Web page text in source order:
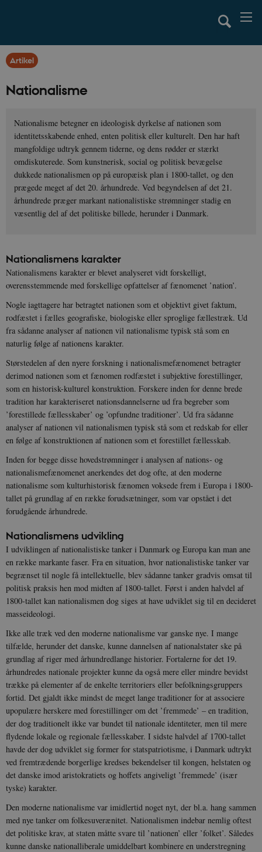
Artikel
Nationalisme
Nationalisme betegner en ideologisk dyrkelse af nationen som
identitetsskabende enhed, enten politisk eller kulturelt. Den har haft
mangfoldige udtryk gennem tiderne, og dens rødder er stærkt
omdiskuterede. Som kunstnerisk, social og politisk bevægelse
dukkede nationalismen op på europæisk plan i 1800-tallet, og den
prægede meget af det 20. århundrede. Ved begyndelsen af det 21.
århundrede præger markant nationalistiske strømninger stadig en
væsentlig del af det politiske billede, herunder i Danmark.
Nationalismens karakter
Nationalismens karakter er blevet analyseret vidt forskelligt,
overensstemmende med forskellige opfattelser af fænomenet ’nation’.
Nogle iagttagere har betragtet nationen som et objektivt givet faktum,
rodfæstet i fælles geografiske, biologiske eller sproglige fællestræk. Ud
fra sådanne analyser af nationen vil nationalisme typisk stå som en
naturlig følge af nationens karakter.
Størstedelen af den nyere forskning i nationalismefænomenet betragter
derimod nationen som et fænomen rodfæstet i subjektive forestillinger,
som en historisk-kulturel konstruktion. Forskere inden for denne brede
tradition har karakteriseret nationsdannelserne ud fra begreber som
’forestillede fællesskaber’ og ’opfundne traditioner’. Ud fra sådanne
analyser af nationen vil nationalismen typisk stå som et redskab for eller
en følge af konstruktionen af nationen som et forestillet fællesskab.
Inden for begge disse hovedstrømninger i analysen af nations- og
nationalismefænomenet anerkendes det dog ofte, at den moderne
nationalisme som kulturhistorisk fænomen voksede frem i Europa i 1800-
tallet på grundlag af en række forudsætninger, som var opstået i det
forudgående århundrede.
Nationalismens udvikling
I udviklingen af nationalistiske tanker i Danmark og Europa kan man ane
en række markante faser. Fra en situation, hvor nationalistiske tanker var
begrænset til nogle få intellektuelle, blev sådanne tanker gradvis omsat til
politisk praksis hen mod midten af 1800-tallet. Først i anden halvdel af
1800-tallet kan nationalismen dog siges at have udviklet sig til en decideret
masseideologi.
Ikke alle træk ved den moderne nationalisme var ganske nye. I mange
tilfælde, herunder det danske, kunne dannelsen af nationalstater ske på
grundlag af riger med århundredlange historier. Fortalerne for det 19.
århundredes nationale projekter kunne da også mere eller mindre bevidst
trække på elementer af de enkelte territoriers eller befolkningsgruppers
fortid. Det gjaldt ikke mindst de meget lange traditioner for at associere
upopulære herskere med forestillinger om det ’fremmede’ – en tradition,
der dog traditionelt ikke var bundet til nationale identiteter, men til mere
flydende lokale og regionale fællesskaber. I sidste halvdel af 1700-tallet
havde der dog udviklet sig former for statspatriotisme, i Danmark udtrykt
ved fremtrædende borgerlige kredses bekendelser til kongen, helstaten og
det danske imod aristokratiets og hoffets angiveligt ’fremmede’ (især
tyske) karakter.
Den moderne nationalisme var imidlertid noget nyt, der bl.a. hang sammen
med nye tanker om folkesuverænitet. Nationalismen indebar nemlig oftest
det politiske krav, at staten måtte svare til ’nationen’ eller ’folket’. Således
kunne danske nationalliberale umiddelbart kombinere en understregning